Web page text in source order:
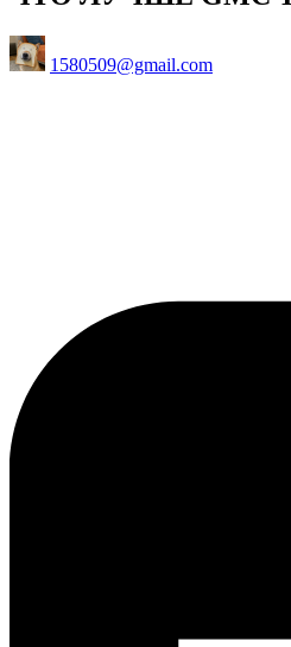
Posted
by
1580509@gmail.com